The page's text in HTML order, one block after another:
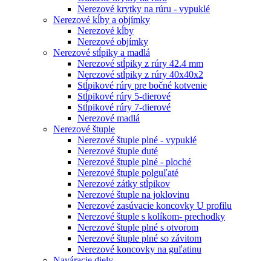
Nerezové krytky na rúru - vypuklé
Nerezové kĺby a objímky
Nerezové kĺby
Nerezové objímky
Nerezové stĺpiky a madlá
Nerezové stĺpiky z rúry 42.4 mm
Nerezové stĺpiky z rúry 40x40x2
Stĺpikové rúry pre bočné kotvenie
Stĺpikové rúry 5-dierové
Stĺpikové rúry 7-dierové
Nerezové madlá
Nerezové štuple
Nerezové štuple plné - vypuklé
Nerezové štuple duté
Nerezové štuple plné - ploché
Nerezové štuple polguľaté
Nerezové zátky stĺpikov
Nerezové štuple na joklovinu
Nerezové zasúvacie koncovky U profilu
Nerezové štuple s kolíkom- prechodky
Nerezové štuple plné s otvorom
Nerezové štuple plné so závitom
Nerezové koncovky na guľatinu